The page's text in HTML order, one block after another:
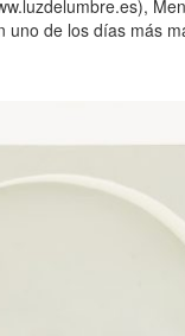
de los días más